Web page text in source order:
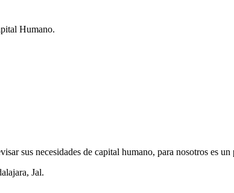
Humano.
sus necesidades de capital humano, para nosotros es un
Jal.